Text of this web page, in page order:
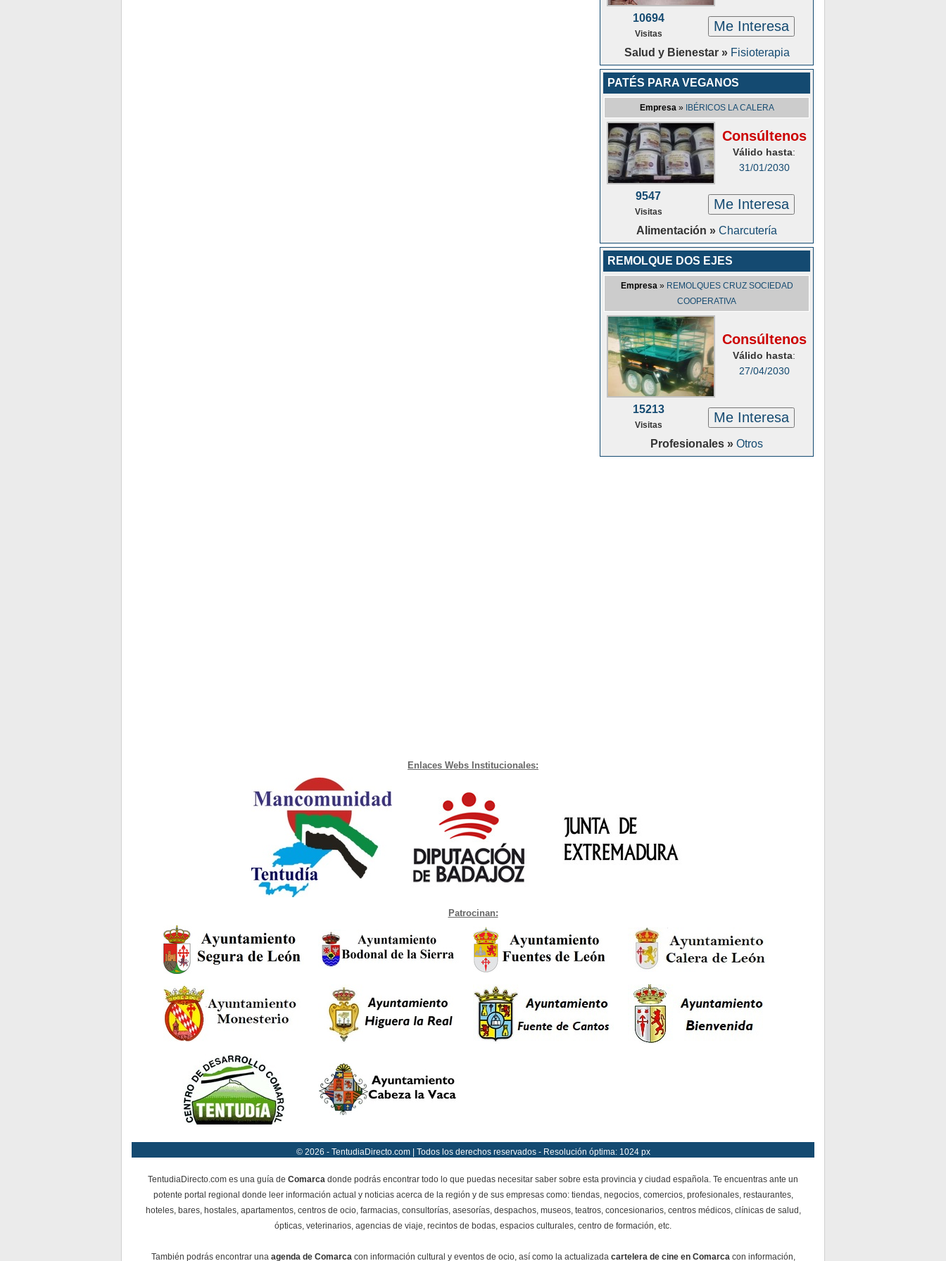
10694
Visitas Me Interesa
Salud y Bienestar » Fisioterapia
PATÉS PARA VEGANOS
Empresa» IBÉRICOS LA CALERA
Consúltenos
Válido hasta:
31/01/2030
9547
Visitas Me Interesa
Alimentación » Charcutería
REMOLQUE DOS EJES
Empresa» REMOLQUES CRUZ SOCIEDAD
COOPERATIVA
Consúltenos
Válido hasta:
27/04/2030
15213
Visitas Me Interesa
Profesionales » Otros
Enlaces Webs Institucionales:
Patrocinan:
© 2026 - TentudiaDirecto.com | Todos los derechos reservados - Resolución óptima: 1024 px
TentudiaDirecto.com es una guía de Comarca donde podrás encontrar todo lo que puedas necesitar saber sobre esta provincia y ciudad española. Te encuentras ante un
potente portal regional donde leer información actual y noticias acerca de la región y de sus empresas como: tiendas, negocios, comercios, profesionales, restaurantes,
hoteles, bares, hostales, apartamentos, centros de ocio, farmacias, consultorías, asesorías, despachos, museos, teatros, concesionarios, centros médicos, clínicas de salud,
ópticas, veterinarios, agencias de viaje, recintos de bodas, espacios culturales, centro de formación, etc.
También podrás encontrar una agenda de Comarcacon información cultural y eventos de ocio, así como la actualizada cartelera de cine en Comarcacon información,